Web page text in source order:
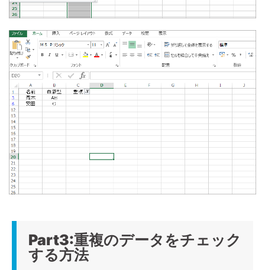
Part3:重複のデータをチェック
する方法